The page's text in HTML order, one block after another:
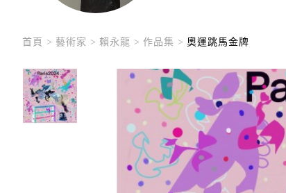
首頁 > 藝術家 > 賴永龍 > 作品集 > 奧運跳馬金牌